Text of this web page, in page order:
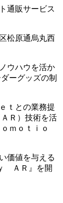
通販サービス
松原通烏丸西
ウハウを活か
ーグッズの制
ｔとの業務提
Ｒ）技術を活
ｍｏｔｉｏ
価値を与える
ＡＲ』を開